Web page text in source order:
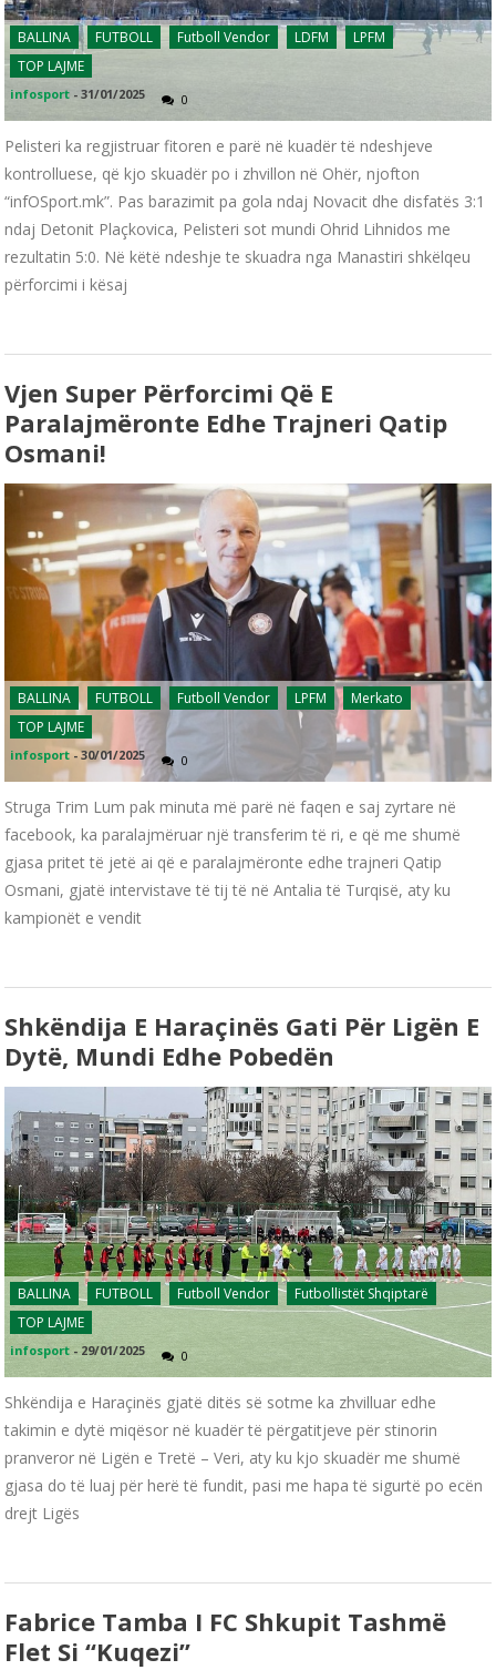
BALLINA FUTBOLL Futboll Vendor LDFM
LPFM
TOP LAJME
infosport -31/01/2025 0
Pelisteri ka regjistruar fitoren e parë në kuadër të ndeshjeve
kontrolluese, që kjo skuadër po i zhvillon në Ohër, njofton
“infOSport.mk”. Pas barazimit pa gola ndaj Novacit dhe disfatës 3:1
ndaj Detonit Plaçkovica, Pelisteri sot mundi Ohrid Lihnidos me
rezultatin 5:0. Në këtë ndeshje te skuadra nga Manastiri shkëlqeu
përforcimi i kësaj
Vjen Super Përforcimi Që E
Paralajmëronte Edhe Trajneri Qatip
Osmani!
BALLINA FUTBOLL Futboll Vendor LPFM
Merkato
TOP LAJME
infosport -30/01/2025 0
Struga Trim Lum pak minuta më parë në faqen e saj zyrtare në
facebook, ka paralajmëruar një transferim të ri, e që me shumë
gjasa pritet të jetë ai që e paralajmëronte edhe trajneri Qatip
Osmani, gjatë intervistave të tij të në Antalia të Turqisë, aty ku
kampionët e vendit
Shkëndija E Haraçinës Gati Për Ligën E
Dytë, Mundi Edhe Pobedën
BALLINA FUTBOLL Futboll Vendor
Futbollistët Shqiptarë
TOP LAJME
infosport - 29/01/2025 0
Shkëndija e Haraçinës gjatë ditës së sotme ka zhvilluar edhe
takimin e dytë miqësor në kuadër të përgatitjeve për stinorin
pranveror në Ligën e Tretë – Veri, aty ku kjo skuadër me shumë
gjasa do të luaj për herë të fundit, pasi me hapa të sigurtë po ecën
drejt Ligës
Fabrice Tamba I FC Shkupit Tashmë
Flet Si “kuqezi”